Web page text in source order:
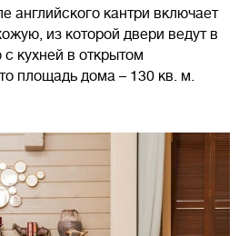
английского кантри включает
из которой двери ведут в
кухней в открытом
площадь дома – 130 кв. м.